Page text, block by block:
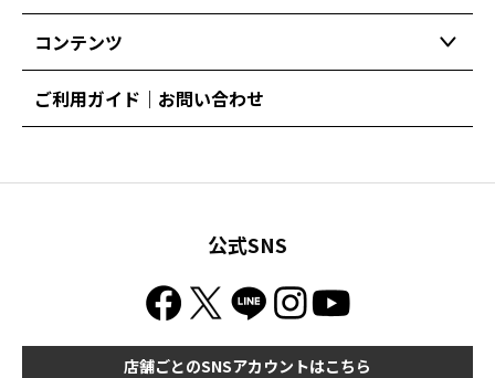
コンテンツ
ご利用ガイド｜お問い合わせ
公式SNS
店舗ごとのSNSアカウントはこちら